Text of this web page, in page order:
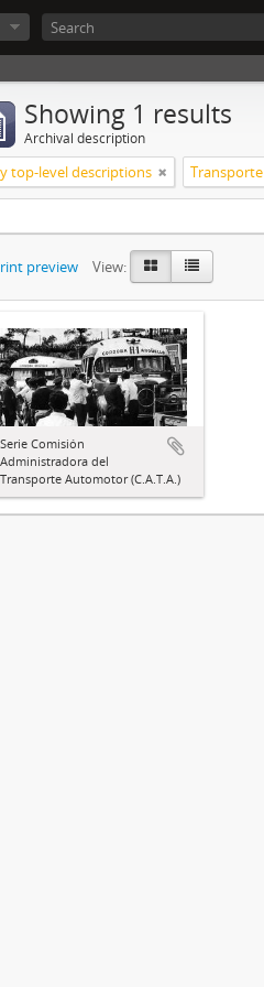
Showing 1 results
Archival description
top-level descriptions Transporte
preview View:
Serie Comisión
Administradora del
Transporte Automotor (C.A.T.A.)